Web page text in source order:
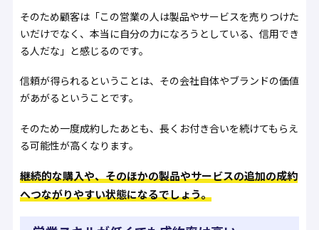
そのため顧客は「この営業の人は製品やサービスを売りつけた
いだけでなく、本当に自分の力になろうとしている、信用でき
る人だな」と感じるのです。
信頼が得られるということは、その会社自体やブランドの価値
があがるということです。
そのため一度成約したあとも、長くお付き合いを続けてもらえ
る可能性が高くなります。
継続的な購入や、そのほかの製品やサービスの追加の成約
へつながりやすい状態になるでしょう。